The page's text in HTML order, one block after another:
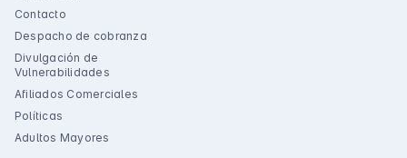
Contacto
Despacho de cobranza
Divulgación de
Vulnerabilidades
Afiliados Comerciales
Políticas
Adultos Mayores